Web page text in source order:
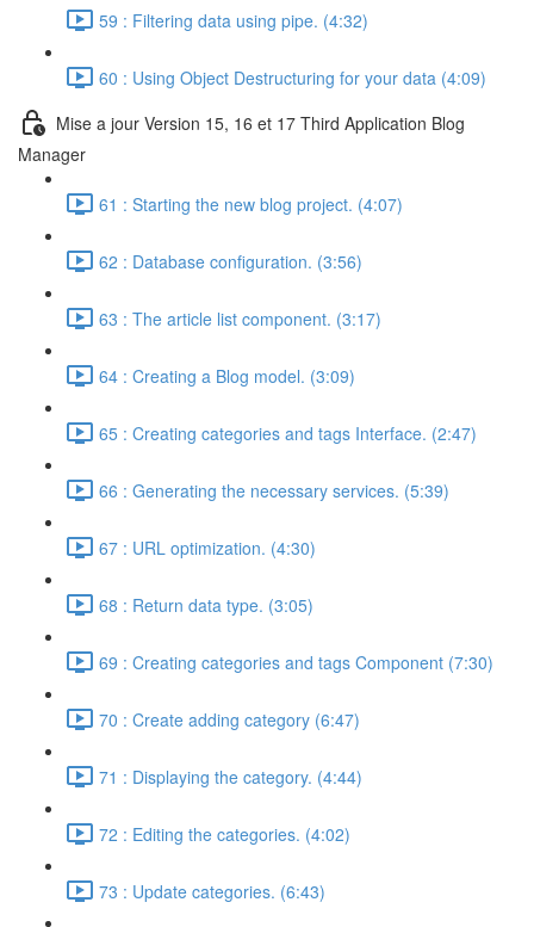
59 : Filtering data using pipe. (4:32)
60 : Using Object Destructuring for your data (4:09)
Mise a jour Version 15, 16 et 17 Third Application Blog
Manager
61 : Starting the new blog project. (4:07)
62 : Database configuration. (3:56)
63 : The article list component. (3:17)
64 : Creating a Blog model. (3:09)
65 : Creating categories and tags Interface. (2:47)
66 : Generating the necessary services. (5:39)
67 : URL optimization. (4:30)
68 : Return data type. (3:05)
69 : Creating categories and tags Component (7:30)
70 : Create adding category (6:47)
71 : Displaying the category. (4:44)
72 : Editing the categories. (4:02)
73 : Update categories. (6:43)